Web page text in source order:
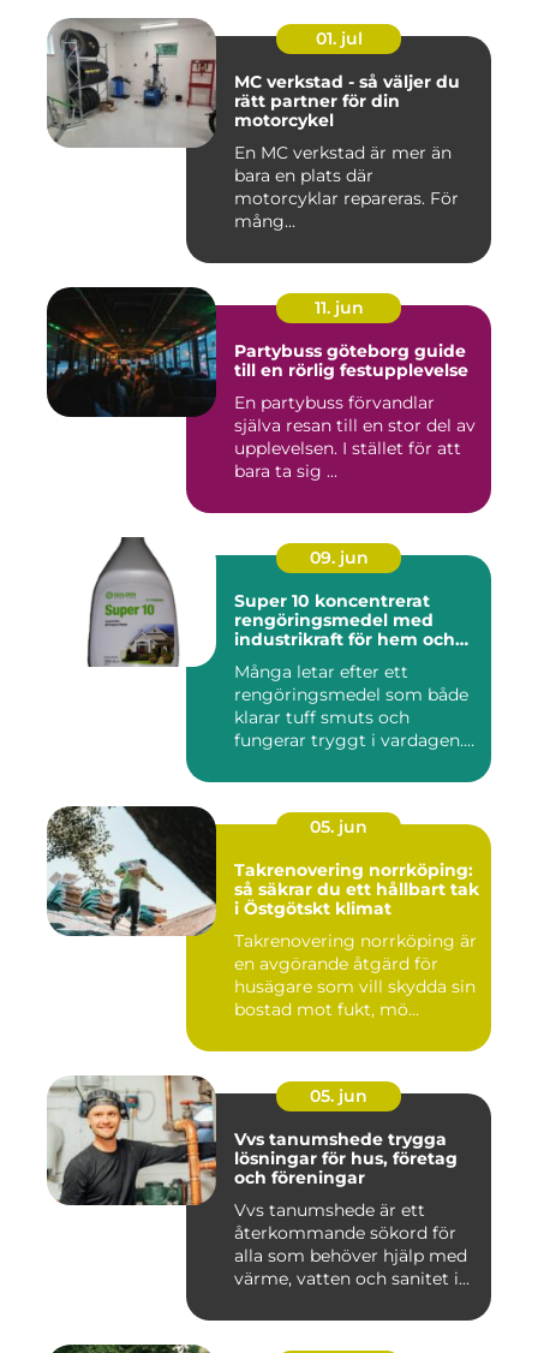
01. jul
MC verkstad - så väljer du
rätt partner för din
motorcykel
En MC verkstad är mer än
bara en plats där
motorcyklar repareras. För
mång...
11. jun
Partybuss göteborg guide
till en rörlig festupplevelse
En partybuss förvandlar
själva resan till en stor del av
upplevelsen. I stället för att
bara ta sig ...
09. jun
Super 10 koncentrerat
rengöringsmedel med
industrikraft för hem och
Många letar efter ett
rengöringsmedel som både
klarar tuff smuts och
fungerar tryggt i vardagen.
05. jun
Takrenovering norrköping:
så säkrar du ett hållbart tak
i Östgötskt klimat
Takrenovering norrköping är
en avgörande åtgärd för
husägare som vill skydda sin
bostad mot fukt, mö...
05. jun
Vvs tanumshede trygga
lösningar för hus, företag
och föreningar
Vvs tanumshede är ett
återkommande sökord för
alla som behöver hjälp med
värme, vatten och sanitet i...